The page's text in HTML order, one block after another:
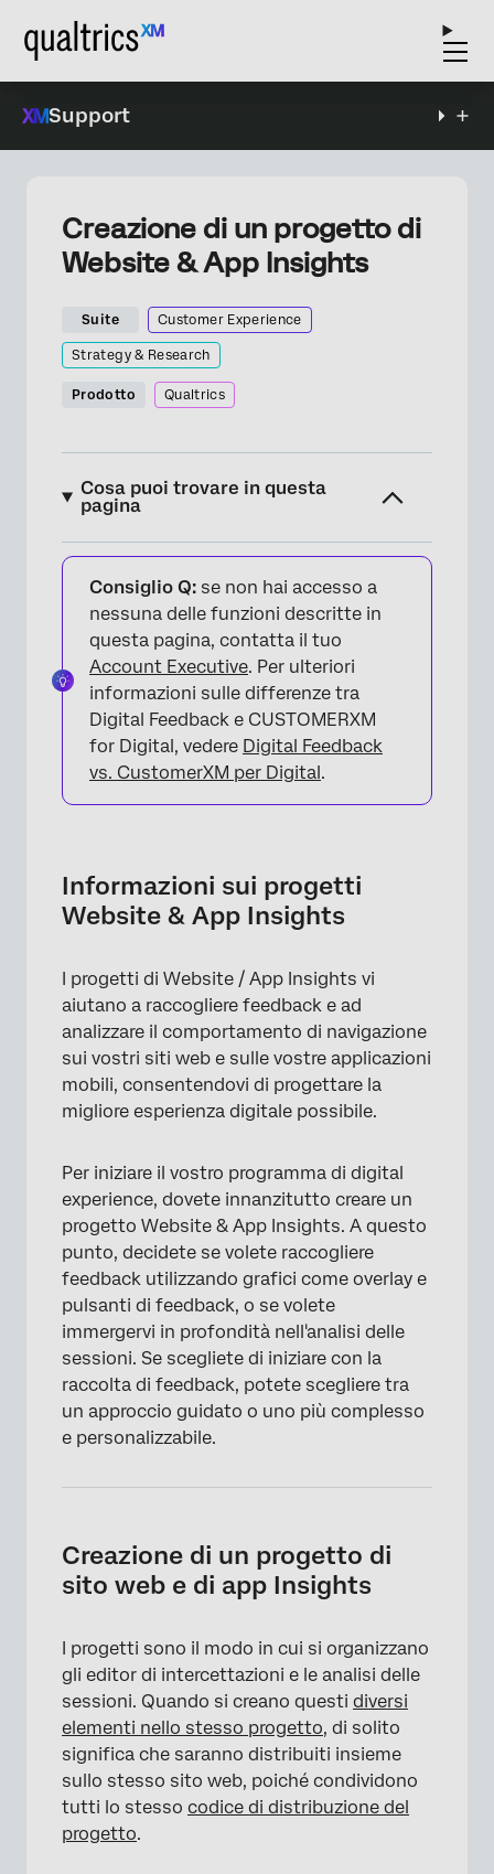
Support
Creazione di un progetto di
Website & App Insights
Suite Customer Experience
Strategy & Research
Prodotto Qualtrics
Cosa puoi trovare in questa
pagina
Informazioni sui progetti Website & App
Insights
Insights
Seguire un'impostazione digitale guidata
Creazione di Intercettazioni e Creazioni
autonome
Analizzare le esperienze degli utenti
FAQs
Consiglio Q: se non hai accesso a
nessuna delle funzioni descritte in
questa pagina, contatta il tuo
Account Executive. Per ulteriori
informazioni sulle differenze tra
Digital Feedback e CUSTOMERXM
for Digital, vedere Digital Feedback
vs. CustomerXM per Digital.
Informazioni sui progetti
Website & App Insights
I progetti di Website / App Insights vi
aiutano a raccogliere feedback e ad
analizzare il comportamento di navigazione
sui vostri siti web e sulle vostre applicazioni
mobili, consentendovi di progettare la
migliore esperienza digitale possibile.
Per iniziare il vostro programma di digital
experience, dovete innanzitutto creare un
progetto Website & App Insights. A questo
punto, decidete se volete raccogliere
feedback utilizzando grafici come overlay e
pulsanti di feedback, o se volete
immergervi in profondità nell'analisi delle
sessioni. Se scegliete di iniziare con la
raccolta di feedback, potete scegliere tra
un approccio guidato o uno più complesso
e personalizzabile.
Creazione di un progetto di
sito web e di app Insights
I progetti sono il modo in cui si organizzano
gli editor di intercettazioni e le analisi delle
sessioni. Quando si creano questi diversi
elementi nello stesso progetto, di solito
significa che saranno distribuiti insieme
sullo stesso sito web, poiché condividono
tutti lo stesso codice di distribuzione del
progetto.